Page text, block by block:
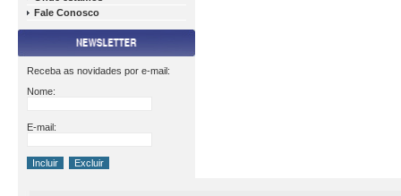
Fale Conosco
Receba as novidades por e-mail:
Nome:
E-mail: